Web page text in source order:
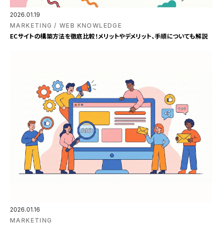
2026.01.19
MARKETING
WEB KNOWLEDGE
ECサイトの構築方法を徹底比較！メリットやデメリット、手順についても解説
2026.01.16
MARKETING